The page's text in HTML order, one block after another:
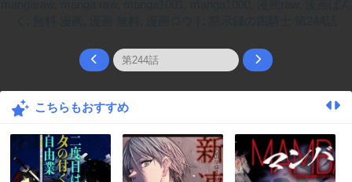
こちらもおすすめ